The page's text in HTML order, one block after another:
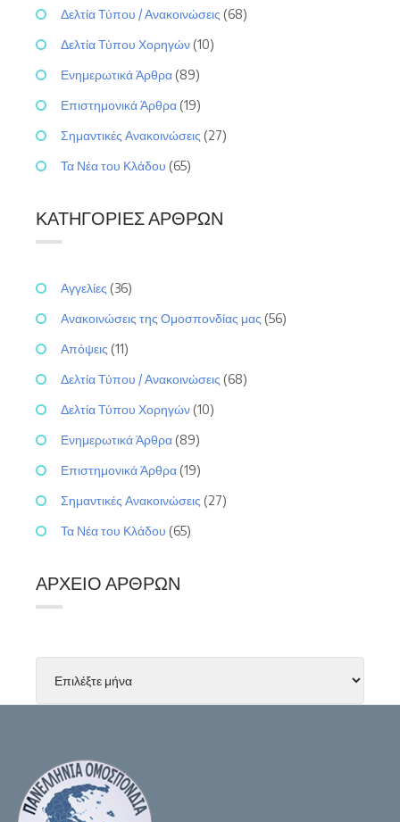
Δελτία Τύπου / Ανακοινώσεις (68)
Δελτία Τύπου Χορηγών (10)
Ενημερωτικά Άρθρα (89)
Επιστημονικά Άρθρα (19)
Σημαντικές Ανακοινώσεις (27)
Τα Νέα του Κλάδου (65)
ΚΑΤΗΓΟΡΊΕΣ ΆΡΘΡΩΝ
Αγγελίες (36)
Ανακοινώσεις της Ομοσπονδίας μας (56)
Απόψεις (11)
Δελτία Τύπου / Ανακοινώσεις (68)
Δελτία Τύπου Χορηγών (10)
Ενημερωτικά Άρθρα (89)
Επιστημονικά Άρθρα (19)
Σημαντικές Ανακοινώσεις (27)
Τα Νέα του Κλάδου (65)
ΑΡΧΕΊΟ ΆΡΘΡΩΝ